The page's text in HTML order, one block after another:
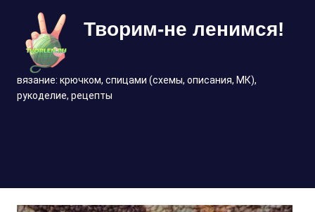
содержимому
Творим-не ленимся!
вязание: крючком, спицами (схемы, описания, МК),
рукоделие, рецепты